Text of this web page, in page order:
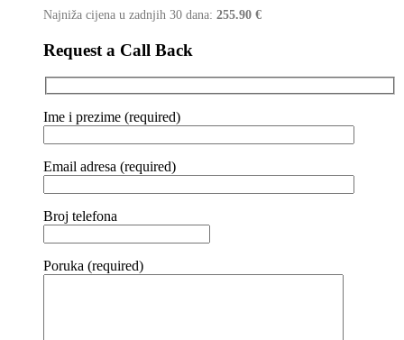
Najniža cijena u zadnjih 30 dana: 255.90 €
Request a Call Back
Ime i prezime (required)
Email adresa (required)
Broj telefona
Poruka (required)